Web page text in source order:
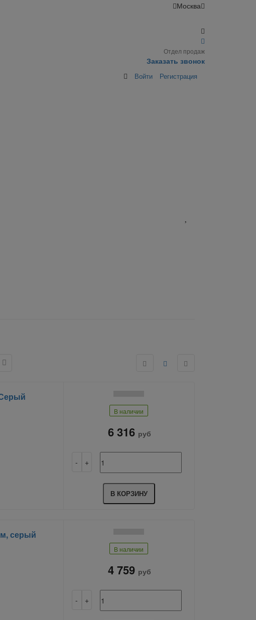
Москва
Отдел продаж
Заказать звонок
Войти Регистрация
В наличии
6 316 руб
В КОРЗИНУ
серый
В наличии
4 759 руб